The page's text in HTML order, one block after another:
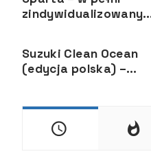
zindywidualizowany
Suzuki Clean Ocean
(edycja polska) –